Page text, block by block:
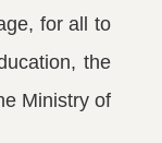
for all to
the
Ministry of